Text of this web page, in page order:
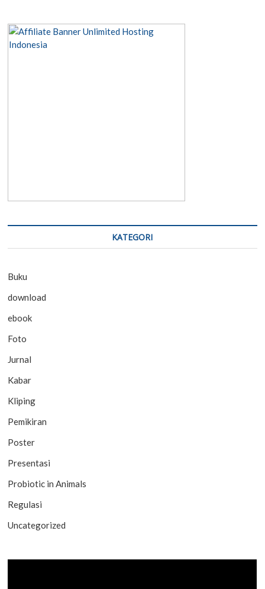
KATEGORI
Buku
download
ebook
Foto
Jurnal
Kabar
Kliping
Pemikiran
Poster
Presentasi
Probiotic in Animals
Regulasi
Uncategorized